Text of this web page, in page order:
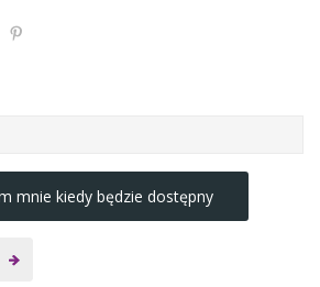
mnie kiedy będzie dostępny